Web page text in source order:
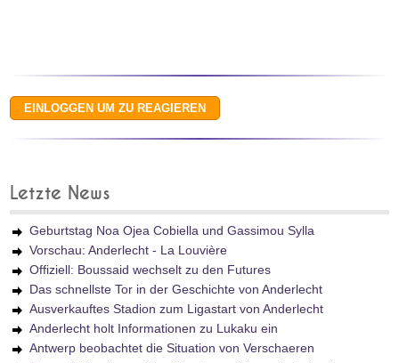
Letzte News
Geburtstag Noa Ojea Cobiella und Gassimou Sylla
Vorschau: Anderlecht - La Louvière
Offiziell: Boussaid wechselt zu den Futures
Das schnellste Tor in der Geschichte von Anderlecht
Ausverkauftes Stadion zum Ligastart von Anderlecht
Anderlecht holt Informationen zu Lukaku ein
Antwerp beobachtet die Situation von Verschaeren